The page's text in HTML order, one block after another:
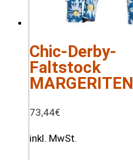
Chic-Derby-
Faltstock
MARGERITEN
73,44€
inkl. MwSt.